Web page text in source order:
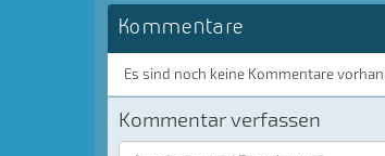
Kommentare
Es sind noch keine Kommentare
Kommentar verfassen